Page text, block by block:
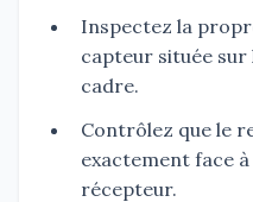
Inspectez la
capteur située sur
cadre.
Contrôlez que le
exactement face
récepteur.